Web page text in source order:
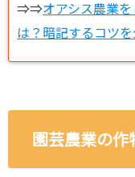
⇒⇒オアシス農業
は？暗記するコツを
園芸農業の作